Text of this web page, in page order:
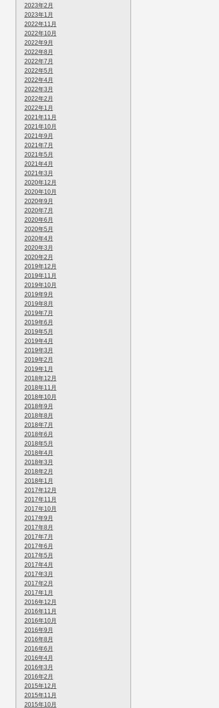
2023年2月
2023年1月
2022年11月
2022年10月
2022年9月
2022年8月
2022年7月
2022年5月
2022年4月
2022年3月
2022年2月
2022年1月
2021年11月
2021年10月
2021年9月
2021年7月
2021年5月
2021年4月
2021年3月
2020年12月
2020年10月
2020年9月
2020年7月
2020年6月
2020年5月
2020年4月
2020年3月
2020年2月
2019年12月
2019年11月
2019年10月
2019年9月
2019年8月
2019年7月
2019年6月
2019年5月
2019年4月
2019年3月
2019年2月
2019年1月
2018年12月
2018年11月
2018年10月
2018年9月
2018年8月
2018年7月
2018年6月
2018年5月
2018年4月
2018年3月
2018年2月
2018年1月
2017年12月
2017年11月
2017年10月
2017年9月
2017年8月
2017年7月
2017年6月
2017年5月
2017年4月
2017年3月
2017年2月
2017年1月
2016年12月
2016年11月
2016年10月
2016年9月
2016年8月
2016年6月
2016年4月
2016年3月
2016年2月
2015年12月
2015年11月
2015年10月